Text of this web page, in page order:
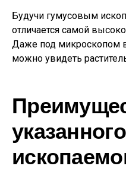
Будучи гумусовым
отличается самой
Даже под микроскопом
можно увидеть
указанного